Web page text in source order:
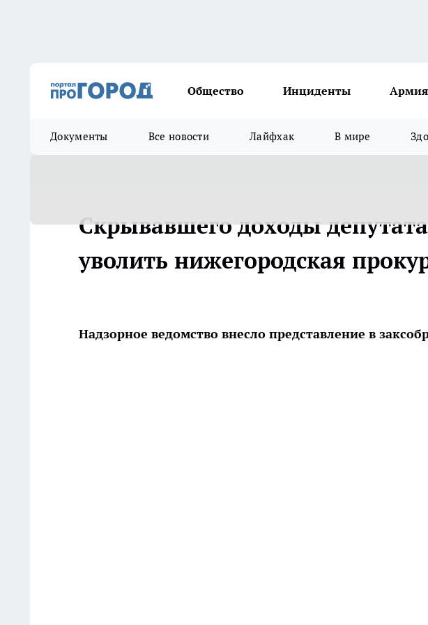
Общество Инциденты Армия
Документы Все новости Лайфхак В мире
Скрывавшего доходы
уволить нижегородская
Надзорное ведомство внесло представление в